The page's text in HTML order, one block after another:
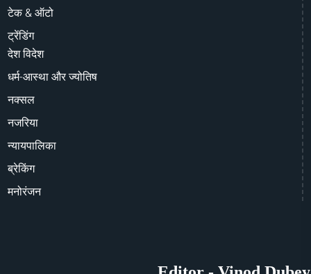
टेक & ऑटो
ट्रेंडिंग
देश विदेश
धर्म-आस्था और ज्योतिष
नक्सल
नजरिया
न्यायपालिका
ब्रेकिंग
मनोरंजन